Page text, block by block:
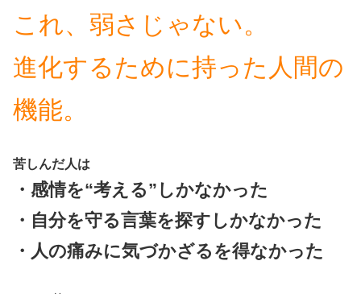
これ、弱さじゃない。
進化するために持った人間の
機能。
苦しんだ人は
・感情を“考える”しかなかった
・自分を守る言葉を探すしかなかった
・人の痛みに気づかざるを得なかった